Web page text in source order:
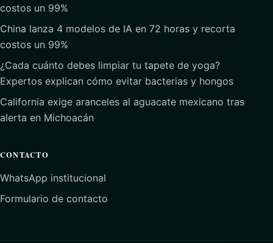
costos un 99%
China lanza 4 modelos de IA en 72 horas y recorta
costos un 99%
¿Cada cuánto debes limpiar tu tapete de yoga?
Expertos explican cómo evitar bacterias y hongos
California exige aranceles al aguacate mexicano tras
alerta en Michoacán
CONTACTO
WhatsApp institucional
Formulario de contacto